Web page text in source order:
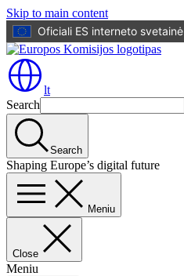
Skip to main content
Oficiali ES interneto svetainė
lt
Search
Search
Shaping Europe’s digital future
Meniu
Close
Meniu